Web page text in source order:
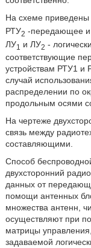
На схеме
РТУ2 -передающее и
ЛУ1 и ЛУ2 -
соответствующие
устройствам РТУ1 и
случай
распределении по
продольным осями
На чертеже
связь между
составляющими.
Способ
двухсторонний
данных от
помощи антенных
множества антенн,
осуществляют при
матрицы
задаваемой